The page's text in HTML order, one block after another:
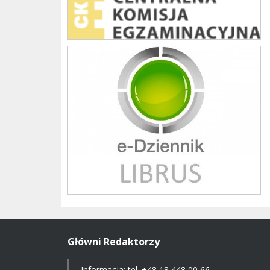
Librus szkoła
Główni Redaktorzy